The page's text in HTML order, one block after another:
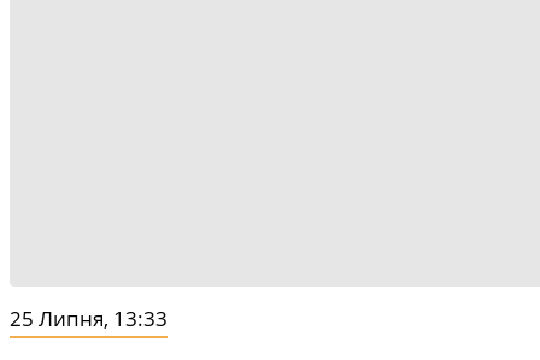
25 Липня, 13:33